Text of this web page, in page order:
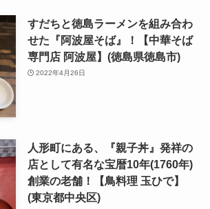
すだちと徳島ラーメンを組み合わ
せた『阿波屋そば』！【中華そば
専門店 阿波屋】(徳島県徳島市)
2022年4月26日
人形町にある、『親子丼』発祥の
店として有名な宝暦10年(1760年)
創業の老舗！【鳥料理 玉ひで】
(東京都中央区)